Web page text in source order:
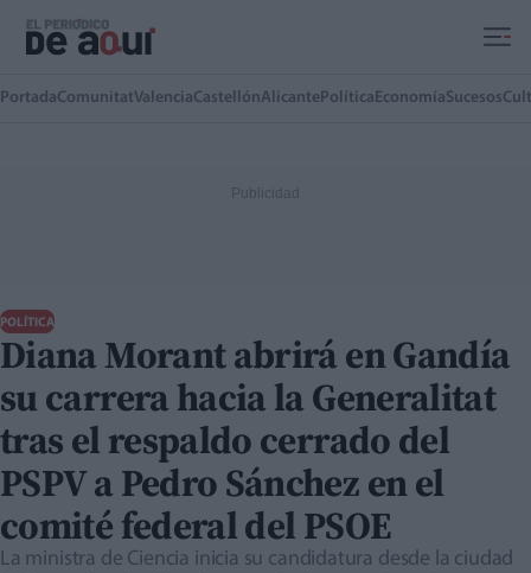
PortadaComunitatValenciaCastellónAlicante Política EconomíaSucesos
POLÍTICA
Diana Morant abrirá en Gandía
su carrera hacia la Generalitat
tras el respaldo cerrado del
PSPV a Pedro Sánchez en el
comité federal del PSOE
La ministra de Ciencia inicia su candidatura desde la ciudad